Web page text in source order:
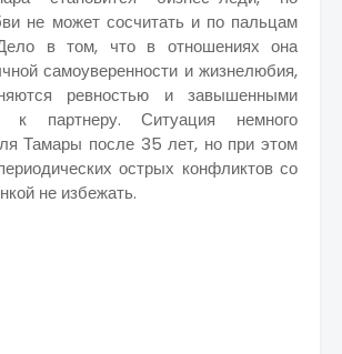
не может сосчитать и по пальцам
в том, что в отношениях она
самоуверенности и жизнелюбия,
ревностью и завышенными
к партнеру. Ситуация немного
Тамары после 35 лет, но при этом
острых конфликтов со
не избежать.